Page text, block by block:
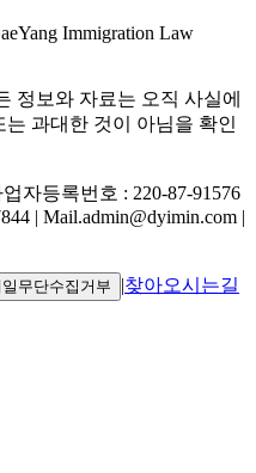
Immigration Law
정보와 자료는 오직 사실에
과대한 것이 아님을 확인
자등록번호 : 220-87-91576
| Mail.admin@dyimin.com |
무단수집거부 |찾아오시는길